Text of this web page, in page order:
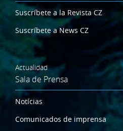
Suscríbete a la Revista CZ
Suscríbete a News CZ
Actualidad
Sala de Prensa
Notícias
Comunicados de imprensa